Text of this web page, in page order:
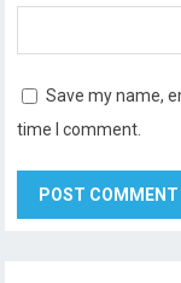
Save my name,
time I comment.